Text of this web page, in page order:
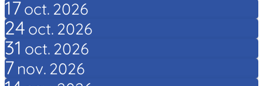
17oct. 2026
24 oct. 2026
31 oct. 2026
7 nov. 2026